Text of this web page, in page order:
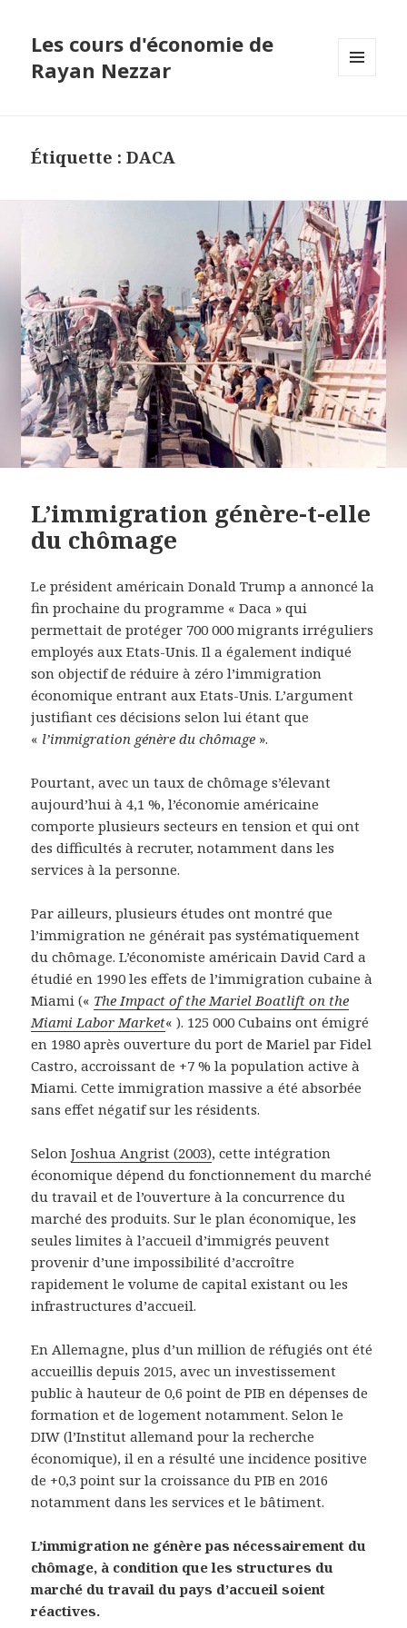
Les cours d'économie de
Rayan Nezzar
Étiquette : DACA
L’immigration génère-t-elle
du chômage
Le président américain Donald Trump a annoncé la
fin prochaine du programme « Daca » qui
permettait de protéger 700 000 migrants irréguliers
employés aux Etats-Unis. Il a également indiqué
son objectif de réduire à zéro l’immigration
économique entrant aux Etats-Unis. L’argument
justifiant ces décisions selon lui étant que
« l’immigration génère du chômage ».
Pourtant, avec un taux de chômage s’élevant
aujourd’hui à 4,1 %, l’économie américaine
comporte plusieurs secteurs en tension et qui ont
des difficultés à recruter, notamment dans les
services à la personne.
Par ailleurs, plusieurs études ont montré que
l’immigration ne générait pas systématiquement
du chômage. L’économiste américain David Card a
étudié en 1990 les effets de l’immigration cubaine à
Miami (« The Impact of the Mariel Boatlift on the
Miami Labor Market« ). 125 000 Cubains ont émigré
en 1980 après ouverture du port de Mariel par Fidel
Castro, accroissant de +7 % la population active à
Miami. Cette immigration massive a été absorbée
sans effet négatif sur les résidents.
SelonJoshua Angrist (2003), cette intégration
économique dépend du fonctionnement du marché
du travail et de l’ouverture à la concurrence du
marché des produits. Sur le plan économique, les
seules limites à l’accueil d’immigrés peuvent
provenir d’une impossibilité d’accroître
rapidement le volume de capital existant ou les
infrastructures d’accueil.
En Allemagne, plus d’un million de réfugiés ont été
accueillis depuis 2015, avec un investissement
public à hauteur de 0,6 point de PIB en dépenses de
formation et de logement notamment. Selon le
DIW (l’Institut allemand pour la recherche
économique), il en a résulté une incidence positive
de +0,3 point sur la croissance du PIB en 2016
notamment dans les services et le bâtiment.
L’immigration ne génère pas nécessairement du
chômage, à condition que les structures du
marché du travail du pays d’accueil soient
réactives.